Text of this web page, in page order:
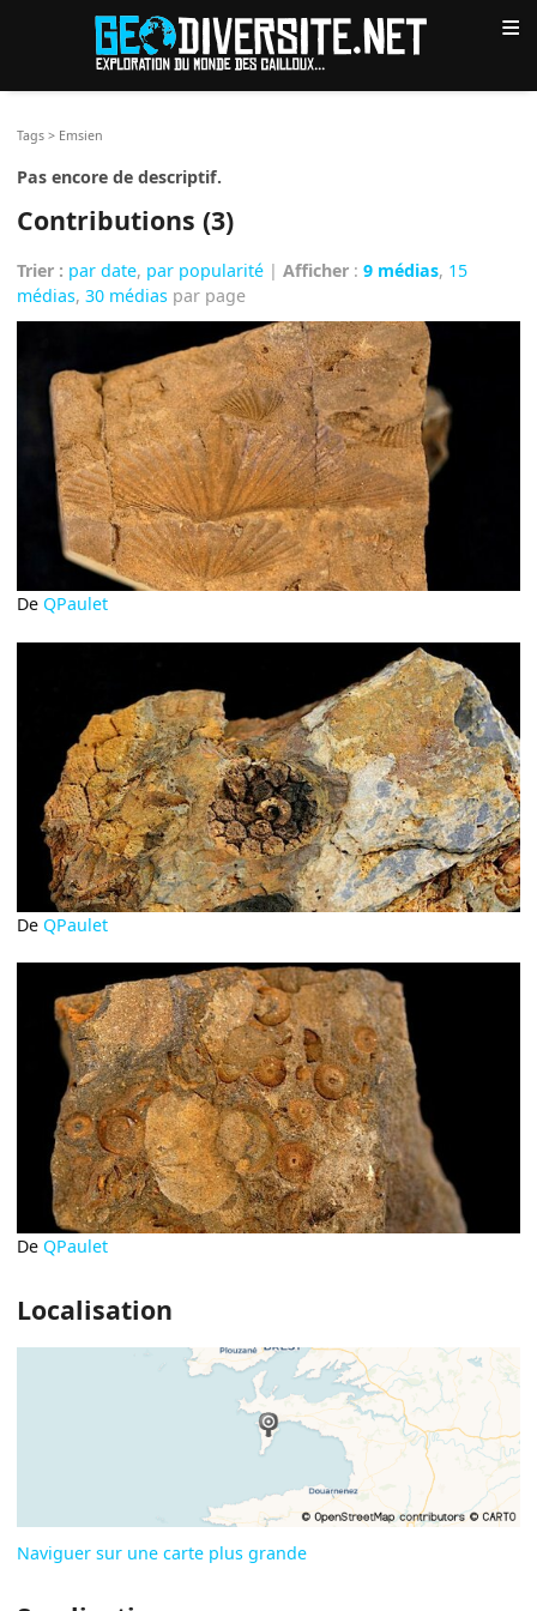
≡
Tags > Emsien
Pas encore de descriptif.
Contributions (3)
Trier : par date, par popularité |Afficher :9 médias, 15
médias,30 médias par page
De QPaulet
De QPaulet
De QPaulet
Localisation
Naviguer sur une carte plus grande